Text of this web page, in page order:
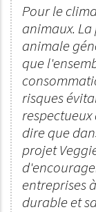
Pour le
animaux.
animale
que
risques
dire que
projet
entreprises
durable et